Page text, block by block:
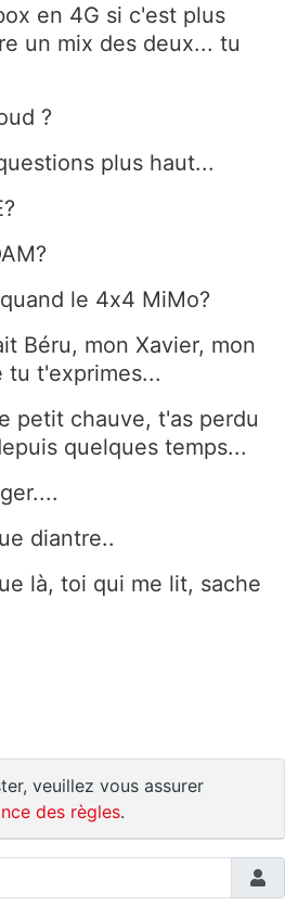
en 4G si c'est plus
un mix des deux... tu
?
plus haut...
le 4x4 MiMo?
Béru, mon Xavier, mon
tu t'exprimes...
petit chauve, t'as perdu
quelques temps...
diantre..
là, toi qui me lit, sache
veuillez vous assurer
des règles.